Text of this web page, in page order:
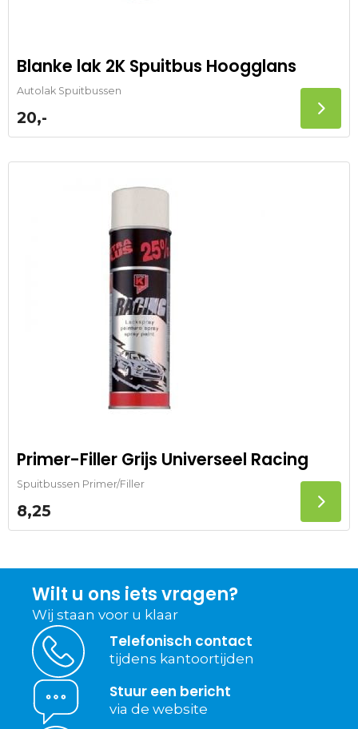
Blanke lak 2K Spuitbus Hoogglans
Autolak Spuitbussen
20,-
Primer-Filler Grijs Universeel Racing
Spuitbussen Primer/Filler
8,25
Wilt u ons iets vragen?
Wij staan voor u klaar
Telefonisch contact
tijdens kantoortijden
Stuur een bericht
via de website